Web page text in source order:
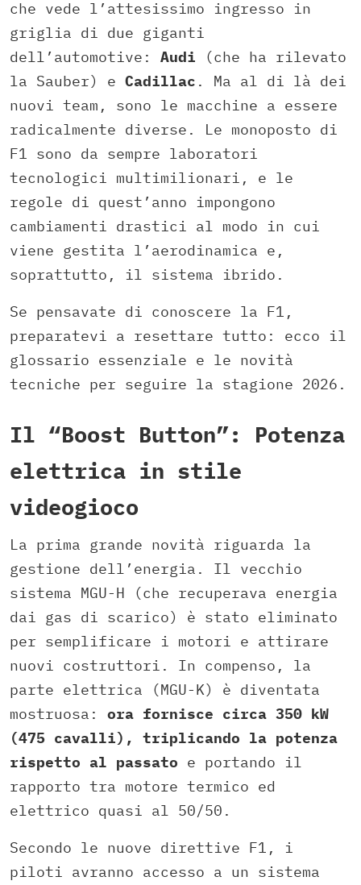
che vede l’attesissimo ingresso in
griglia di due giganti
dell’automotive: Audi (che ha rilevato
la Sauber) e Cadillac . Ma al di là dei
nuovi team, sono le macchine a essere
radicalmente diverse. Le monoposto di
F1 sono da sempre laboratori
tecnologici multimilionari, e le
regole di quest’anno impongono
cambiamenti drastici al modo in cui
viene gestita l’aerodinamica e,
soprattutto, il sistema ibrido.
Se pensavate di conoscere la F1,
preparatevi a resettare tutto: ecco il
glossario essenziale e le novità
tecniche per seguire la stagione 2026.
Il “Boost Button”: Potenza
elettrica in stile
videogioco
La prima grande novità riguarda la
gestione dell’energia. Il vecchio
sistema MGU-H (che recuperava energia
dai gas di scarico) è stato eliminato
per semplificare i motori e attirare
nuovi costruttori. In compenso, la
parte elettrica (MGU-K) è diventata
mostruosa: ora fornisce circa 350 kW
(475 cavalli), triplicando la potenza
rispetto al passato e portando il
rapporto tra motore termico ed
elettrico quasi al 50/50.
Secondo le nuove direttive F1, i
piloti avranno accesso a un sistema